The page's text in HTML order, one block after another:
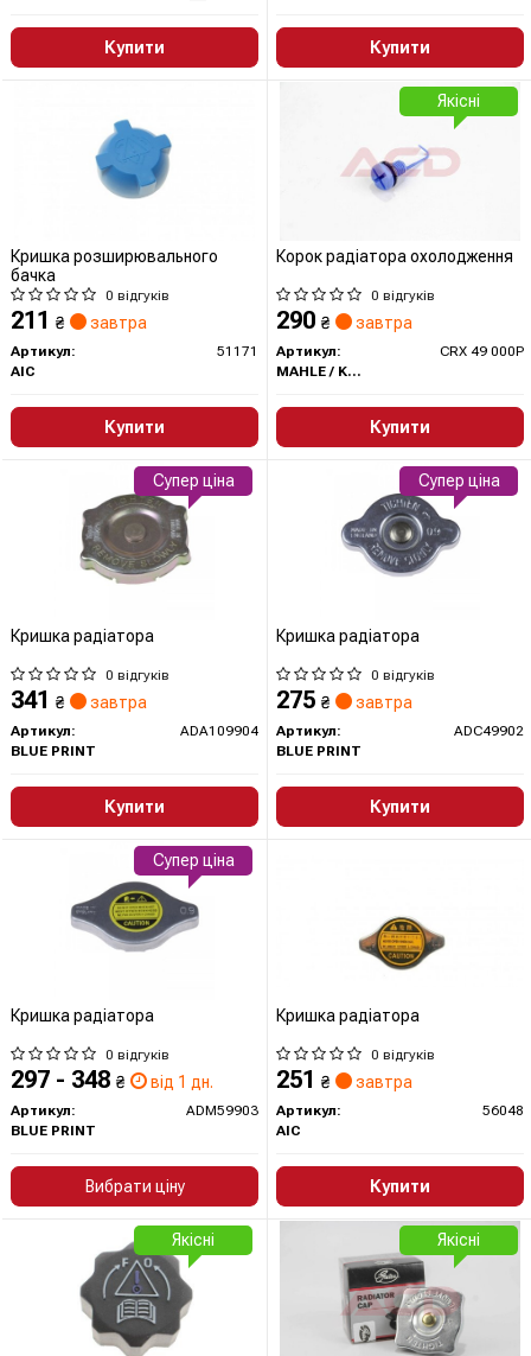
Купити Купити
Кришка розширювального
бачка
0 відгуків
211 ₴ завтра
Артикул:
51171
AIC
Купити
Корок радіатора охолодження
0 відгуків
290 ₴ завтра
Артикул:
CRX 49 000P
MAHLE / KNECHT
Купити
Якісні
Кришка радіатора
0 відгуків
341 ₴ завтра
Артикул:
ADA109904
BLUE PRINT
Купити
Супер ціна
Кришка радіатора
0 відгуків
275 ₴ завтра
Артикул:
ADC49902
BLUE PRINT
Купити
Супер ціна
Кришка радіатора
0 відгуків
297 - 348 ₴ від 1 дн.
Артикул:
ADM59903
BLUE PRINT
Вибрати ціну
Супер ціна
Кришка радіатора
0 відгуків
251 ₴ завтра
Артикул:
56048
AIC
Купити
Якісні Якісні